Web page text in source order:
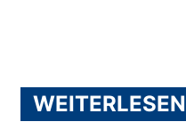
WEITERLESEN